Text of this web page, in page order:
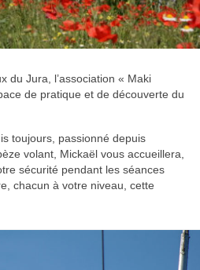
du Jura, l’association « Maki
de pratique et de découverte du
toujours, passionné depuis
volant, Mickaël vous accueillera,
sécurité pendant les séances
chacun à votre niveau, cette